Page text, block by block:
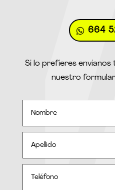
664
Si lo prefieres
nuestro